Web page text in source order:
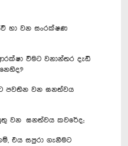
හා වන සංරක්ෂණ
වීමට වනාන්තර දැඩි
පවතින වන ඝනත්වය
වන ඝනත්වය කවරේද;
එය සපුරා ගැනීමට